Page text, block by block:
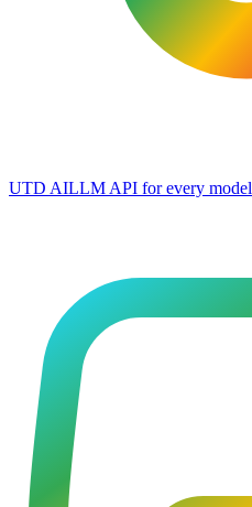
UTD AILLM API for every model